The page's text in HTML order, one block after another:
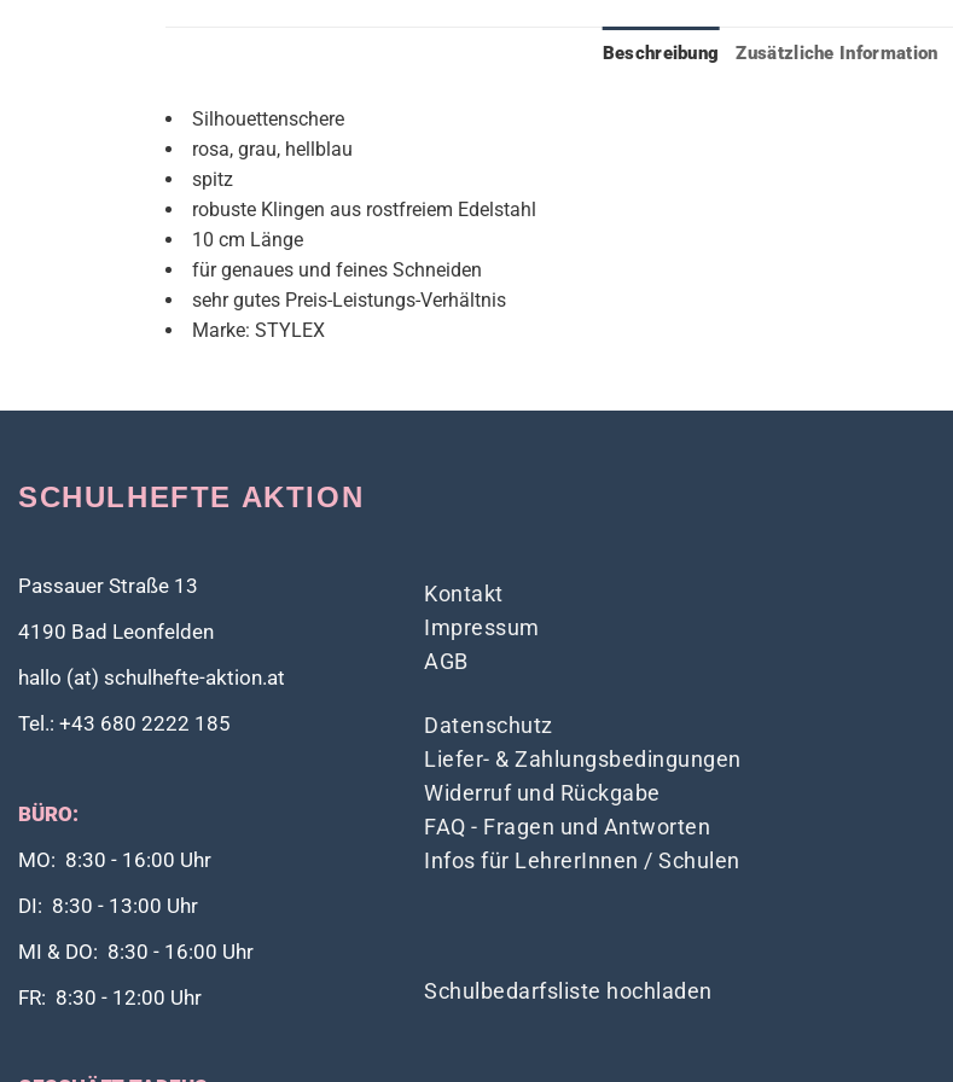
Beschreibung Zusätzliche Information
Silhouettenschere
rosa, grau, hellblau
spitz
robuste Klingen aus rostfreiem Edelstahl
10 cm Länge
für genaues und feines Schneiden
sehr gutes Preis-Leistungs-Verhältnis
Marke: STYLEX
SCHULHEFTE AKTION
Passauer Straße 13
4190 Bad Leonfelden
hallo (at) schulhefte-aktion.at
Tel.: +43 680 2222 185
BÜRO:
MO: 8:30 - 16:00 Uhr
DI: 8:30 - 13:00 Uhr
MI & DO: 8:30 - 16:00 Uhr
FR: 8:30 - 12:00 Uhr
Kontakt
Impressum
AGB
Datenschutz
Liefer- & Zahlungsbedingungen
Widerruf und Rückgabe
FAQ - Fragen und Antworten
Infos für LehrerInnen / Schulen
Schulbedarfsliste hochladen